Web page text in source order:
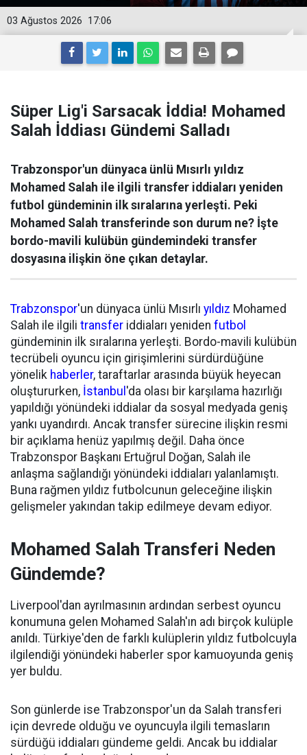
17:06
03 Ağustos 2026
Süper Lig'i Sarsacak İddia! Mohamed
Salah İddiası Gündemi Salladı
Trabzonspor'un dünyaca ünlü Mısırlı yıldız
Mohamed Salah ile ilgili transfer iddiaları yeniden
futbol gündeminin ilk sıralarına yerleşti. Peki
Mohamed Salah transferinde son durum ne? İşte
bordo-mavili kulübün gündemindeki transfer
dosyasına ilişkin öne çıkan detaylar.
Trabzonspor'un dünyaca ünlü Mısırlı yıldız Mohamed
Salah ile ilgili transfer iddiaları yeniden futbol
gündeminin ilk sıralarına yerleşti. Bordo-mavili kulübün
tecrübeli oyuncu için girişimlerini sürdürdüğüne
yönelik haberler, taraftarlar arasında büyük heyecan
oluştururken, İstanbul 'da olası bir karşılama hazırlığı
yapıldığı yönündeki iddialar da sosyal medyada geniş
yankı uyandırdı. Ancak transfer sürecine ilişkin resmi
bir açıklama henüz yapılmış değil. Daha önce
Trabzonspor Başkanı Ertuğrul Doğan, Salah ile
anlaşma sağlandığı yönündeki iddiaları yalanlamıştı.
Buna rağmen yıldız futbolcunun geleceğine ilişkin
gelişmeler yakından takip edilmeye devam ediyor.
Mohamed Salah Transferi Neden
Gündemde?
Liverpool'dan ayrılmasının ardından serbest oyuncu
konumuna gelen Mohamed Salah'ın adı birçok kulüple
anıldı. Türkiye'den de farklı kulüplerin yıldız futbolcuyla
ilgilendiği yönündeki haberler spor kamuoyunda geniş
yer buldu.
Son günlerde ise Trabzonspor'un da Salah transferi
için devrede olduğu ve oyuncuyla ilgili temasların
sürdüğü iddiaları gündeme geldi. Ancak bu iddialar